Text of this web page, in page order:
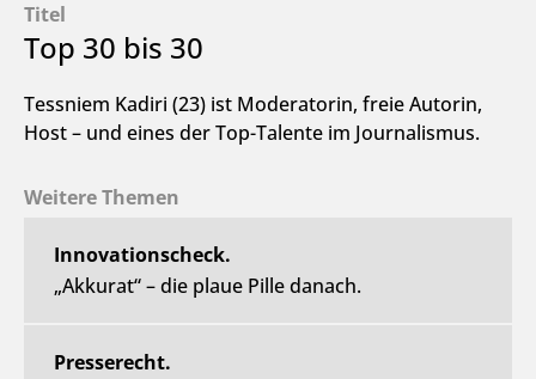
Titel
Top 30 bis 30
Tessniem Kadiri (23) ist Moderatorin, freie Autorin,
Host – und eines der Top-Talente im Journalismus.
Weitere Themen
Innovationscheck.
„Akkurat“ – die plaue Pille danach.
Presserecht.